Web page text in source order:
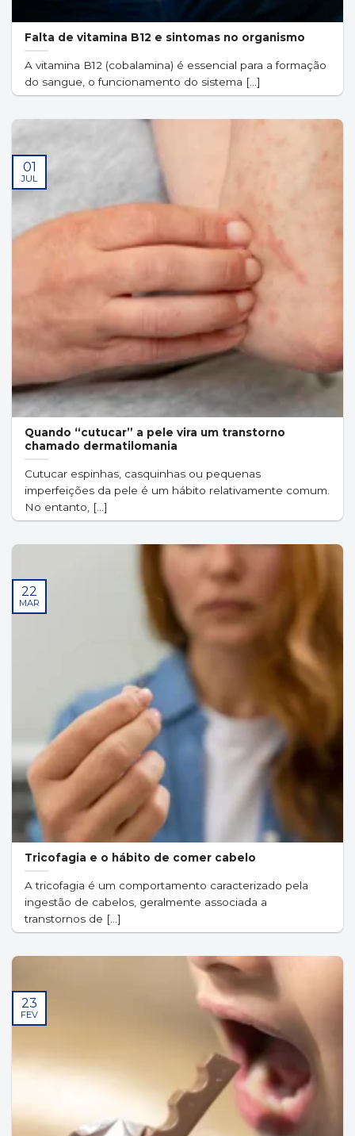
Falta de vitamina B12 e sintomas no organismo
A vitamina B12 (cobalamina) é essencial para a formação
do sangue, o funcionamento do sistema [...]
Quando “cutucar” a pele vira um transtorno
chamado dermatilomania
Cutucar espinhas, casquinhas ou pequenas
imperfeições da pele é um hábito relativamente comum.
No entanto, [...]
01
JUL
Tricofagia e o hábito de comer cabelo
A tricofagia é um comportamento caracterizado pela
ingestão de cabelos, geralmente associada a
transtornos de [...]
22
MAR
23
FEV